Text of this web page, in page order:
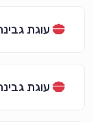
עוגת
עוגת